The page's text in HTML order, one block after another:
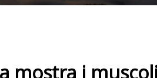
mostra i